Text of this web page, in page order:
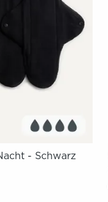
- Schwarz